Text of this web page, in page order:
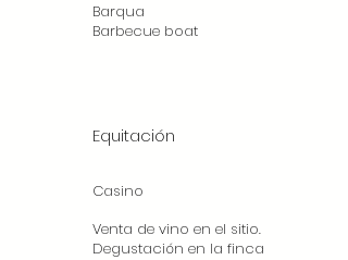
Barqua
Barbecue boat
Equitación
Casino
Venta de vino en el sitio.
Degustación en la finca